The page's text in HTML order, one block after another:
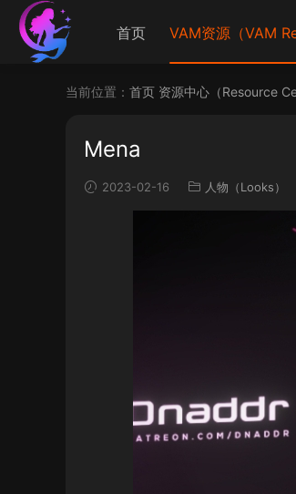
首页 VAM资源（VAM
当前位置： 首页 资源中心（Resource
Mena
2023-02-16 人物（Looks）